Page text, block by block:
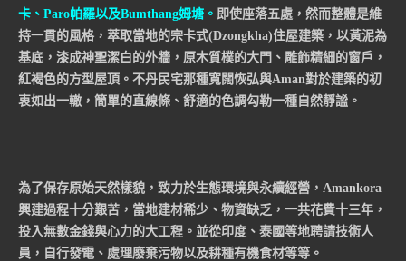
卡、Paro帕羅以及Bumthang姆塘 。 即使座落五處，然而整體是維
持一貫的風格，萃取當地的宗卡式(Dzongkha)住屋建築，以黃泥為
基底，漆成神聖潔白的外牆，原木質樸的大門、雕飾精細的窗戶，
紅褐色的方型屋頂。不丹民宅那種寬闊恢弘與Aman對於建築的初
衷如出一轍，簡單的直線條、舒適的色調勾勒一種自然靜謐。
為了保存原始天然樣貌，致力於生態環境與永續經營，Amankora
興建過程十分艱苦，當地建材稀少、物資缺乏，一共花費十三年，
投入無數金錢與心力的大工程。並從印度、泰國等地聘請技術人
員，自行發電、處理廢棄污物以及耕種有機食材等等。